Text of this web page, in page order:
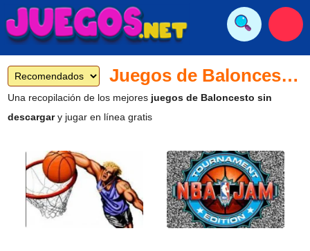
Juegos de Baloncesto gratis
Una recopilación de los mejores juegos de Baloncesto sin
descargary jugar en línea gratis